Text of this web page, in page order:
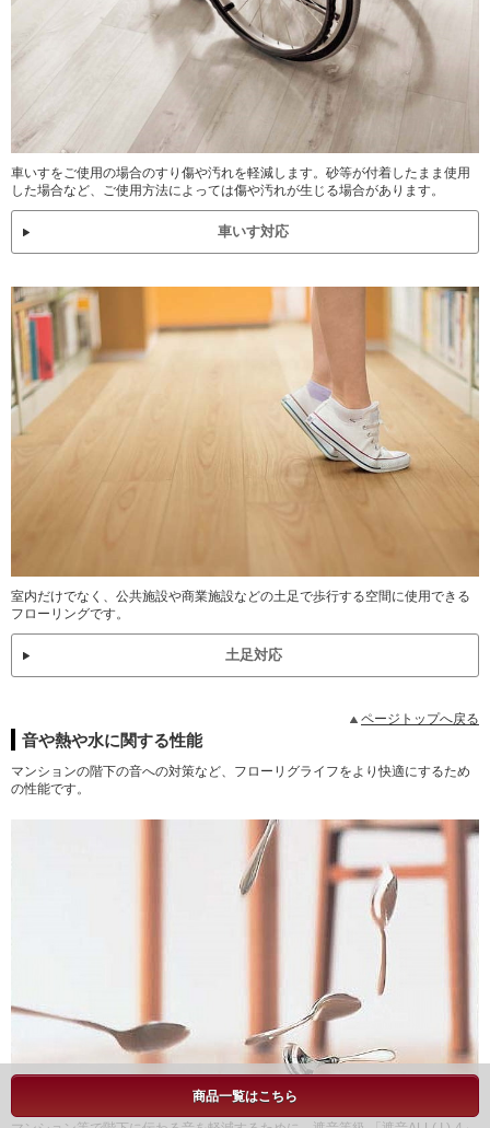
車いすをご使用の場合のすり傷や汚れを軽減します。砂等が付着したまま使用
した場合など、ご使用方法によっては傷や汚れが生じる場合があります。
車いす対応
室内だけでなく、公共施設や商業施設などの土足で歩行する空間に使用できる
フローリングです。
土足対応
ページトップへ戻る
音や熱や水に関する性能
マンションの階下の音への対策など、フローリグライフをより快適にするため
の性能です。
商品一覧はこちら